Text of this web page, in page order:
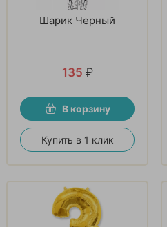
Шарик Черный
135 ₽
В корзину
Купить в 1 клик